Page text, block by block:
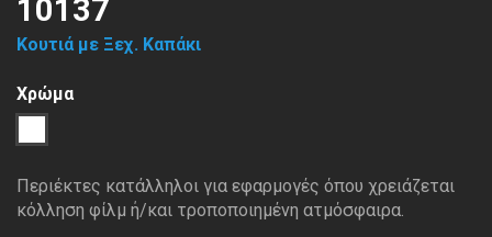
10137
Κουτιά με Ξεχ. Καπάκι
Χρώμα
Περιέκτες κατάλληλοι για εφαρμογές όπου χρειάζεται
κόλληση φίλμ ή/και τροποποιημένη ατμόσφαιρα.